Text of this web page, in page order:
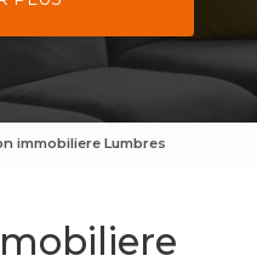
immobiliere Lumbres